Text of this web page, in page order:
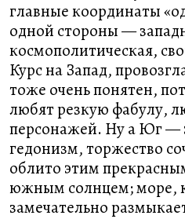
главные координаты
одной стороны —
космополитическая,
Курс на Запад,
тоже очень понятен,
любят резкую фабулу,
персонажей. Ну а Юг —
гедонизм, торжество
облито этим
южным солнцем; море,
замечательно